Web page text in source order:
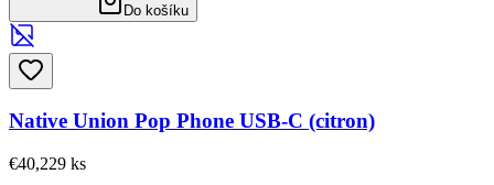
Do košíku
Native Union Pop Phone USB-C (citron)
€40,229 ks